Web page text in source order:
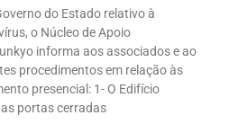
do Estado relativo à
o Núcleo de Apoio
informa aos associados e ao
procedimentos em relação às
presencial: 1- O Edifício
portas cerradas